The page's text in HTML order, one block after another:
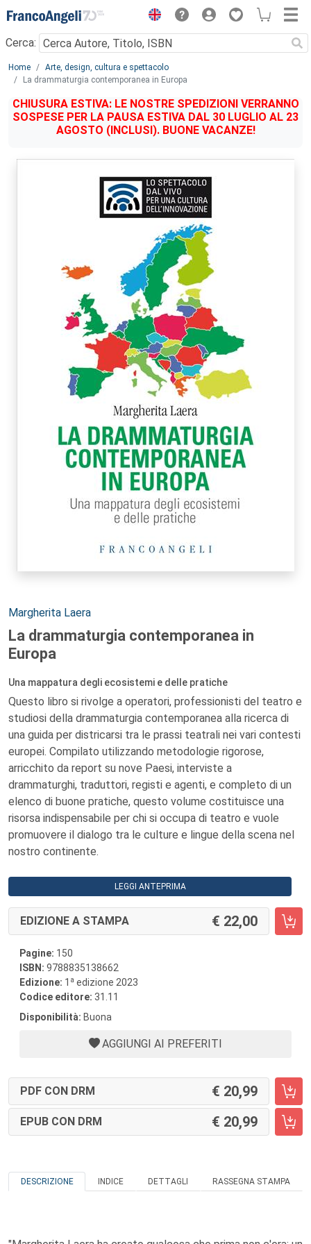
Menu
Cerca:
Main content
Home
Arte, design, cultura e spettacolo
La drammaturgia contemporanea in Europa
CHIUSURA ESTIVA: LE NOSTRE SPEDIZIONI VERRANNO
SOSPESE PER LA PAUSA ESTIVA DAL 30 LUGLIO AL 23
AGOSTO (INCLUSI). BUONE VACANZE!
Autori:
Margherita Laera
La drammaturgia contemporanea in
Europa
Una mappatura degli ecosistemi e delle pratiche
Questo libro si rivolge a operatori, professionisti del teatro e
studiosi della drammaturgia contemporanea alla ricerca di
una guida per districarsi tra le prassi teatrali nei vari contesti
europei. Compilato utilizzando metodologie rigorose,
arricchito da report su nove Paesi, interviste a
drammaturghi, traduttori, registi e agenti, e completo di un
elenco di buone pratiche, questo volume costituisce una
risorsa indispensabile per chi si occupa di teatro e vuole
promuovere il dialogo tra le culture e lingue della scena nel
nostro continente.
LEGGI ANTEPRIMA
EDIZIONE A STAMPA 22,00
Pagine: 150
ISBN: 9788835138662
Edizione: 1 a edizione 2023
Codice editore: 31.11
Disponibilità: Buona
AGGIUNGI AI PREFERITI
PDF CON DRM 20,99
EPUB CON DRM 20,99
DESCRIZIONE INDICE DETTAGLI RASSEGNA STAMPA